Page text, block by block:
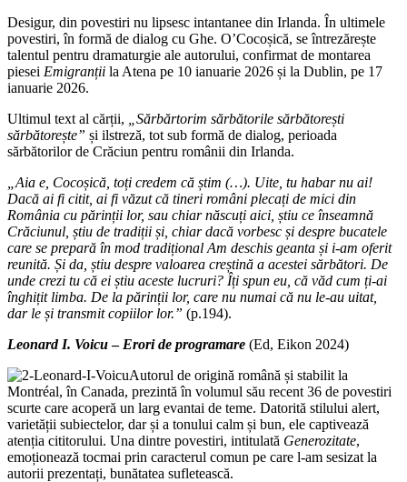
Desigur, din povestiri nu lipsesc intantanee din Irlanda. În ultimele
povestiri, în formă de dialog cu Ghe. O’Cocoșică, se întrezărește
talentul pentru dramaturgie ale autorului, confirmat de montarea
piesei Emigranții la Atena pe 10 ianuarie 2026 și la Dublin, pe 17
ianuarie 2026.
Ultimul text al cărții,
„Sărbărtorim sărbătorile sărbătorești
sărbătorește” și ilstreză, tot sub formă de dialog, perioada
sărbătorilor de Crăciun pentru românii din Irlanda.
„Aia e, Cocoșică, toți credem că știm (…). Uite, tu habar nu ai!
Dacă ai fi citit, ai fi văzut că tineri români plecați de mici din
România cu părinții lor, sau chiar născuți aici, știu ce înseamnă
Crăciunul, știu de tradiții și, chiar dacă vorbesc și despre bucatele
care se prepară în mod tradițional Am deschis geanta și i-am oferit
reunită. Și da, știu despre valoarea creștină a acestei sărbători. De
unde crezi tu că ei știu aceste lucruri? Îți spun eu, că văd cum ți-ai
înghițit limba. De la părinții lor, care nu numai că nu le-au uitat,
dar le și transmit copiilor lor.” (p.194).
Leonard I. Voicu – Erori de programare (Ed, Eikon 2024)
Autorul de origină română și stabilit la
Montréal, în Canada, prezintă în volumul său recent 36 de povestiri
scurte care acoperă un larg evantai de teme. Datorită stilului alert,
varietății subiectelor, dar și a tonului calm și bun, ele captivează
atenția cititorului. Una dintre povestiri, intitulată Generozitate,
emoționează tocmai prin caracterul comun pe care l-am sesizat la
autorii prezentați, bunătatea sufletească.